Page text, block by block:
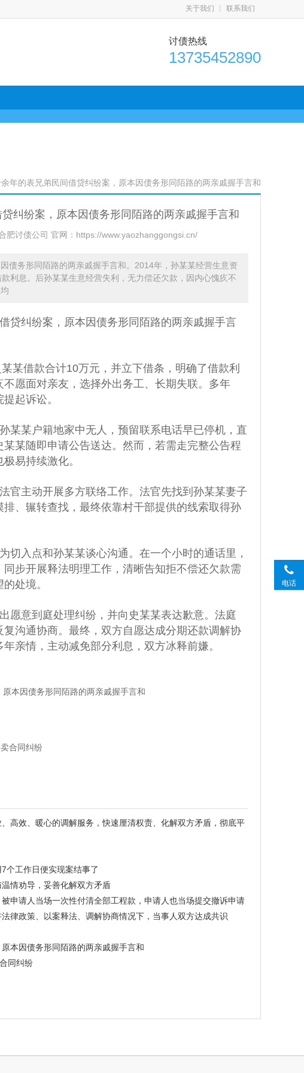
关于我们 联系我们
讨债热线
13735452890
年的表兄弟民间借贷纠纷案，原本因债务形同陌路的两亲戚握手言和
纠纷案，原本因债务形同陌路的两亲戚握手言和
肥讨债公司 官网：https://www.yaozhanggongsi.cn/
债务形同陌路的两亲戚握手言和。2014年，孙某某经营生意资
利息。后孙某某生意经营失利，无力偿还欠款，因内心愧疚不
贷纠纷案，原本因债务形同陌路的两亲戚握手言
某借款合计10万元，并立下借条，明确了借款利
愿面对亲友，选择外出务工、长期失联。多年
起诉讼。
某某户籍地家中无人，预留联系电话早已停机，直
某随即申请公告送达。然而，若需走完整公告程
易持续激化。
官主动开展多方联络工作。法官先找到孙某某妻子
、辗转查找，最终依靠村干部提供的线索取得孙
切入点和孙某某谈心沟通。在一个小时的通话里，
步开展释法明理工作，清晰告知拒不偿还欠款需
处境。
愿意到庭处理纠纷，并向史某某表达歉意。法庭
沟通协商。最终，双方自愿达成分期还款调解协
亲情，主动减免部分利息，双方冰释前嫌。
本因债务形同陌路的两亲戚握手言和
合同纠纷
高效、暖心的调解服务，快速厘清权责、化解双方矛盾，彻底平
个工作日便实现案结事了
情劝导，妥善化解双方矛盾
申请人当场一次性付清全部工程款，申请人也当场提交撤诉申请
律政策、以案释法、调解协商情况下，当事人双方达成共识
本因债务形同陌路的两亲戚握手言和
同纠纷
电话